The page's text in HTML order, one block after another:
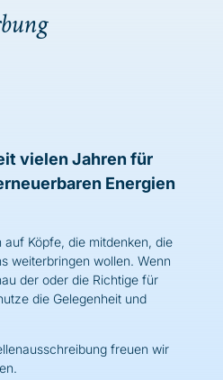
vielen Jahren für
Energien
Köpfe, die mitdenken, die
weiterbringen wollen. Wenn
der oder die Richtige für
die Gelegenheit und
freuen wir